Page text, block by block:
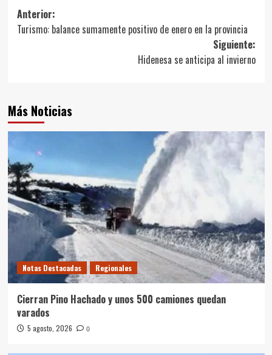
Navegación
de
Anterior:
Turismo: balance sumamente positivo de enero en la provincia
Siguiente:
Hidenesa se anticipa al invierno
Más Noticias
Notas Destacadas Regionales
Cierran Pino Hachado y unos 500 camiones quedan
varados
5 agosto, 2026 0